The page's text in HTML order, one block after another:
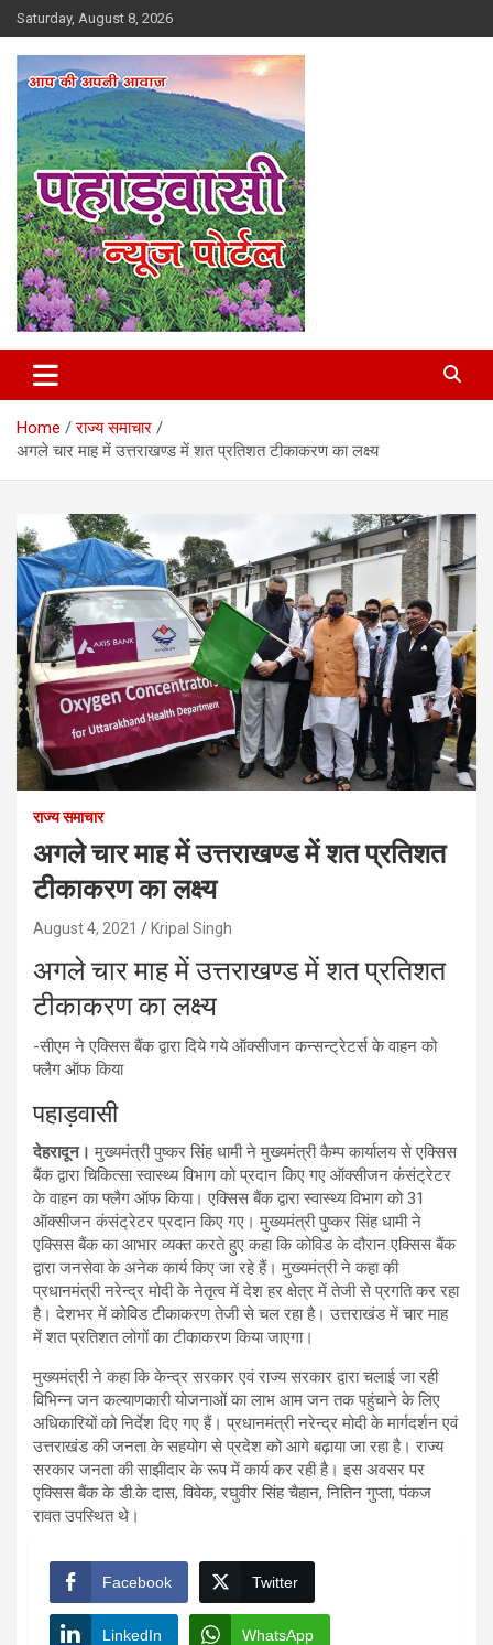
Skip
to
content
Saturday, August 8, 2026
Pahadvasi
Home
राज्य समाचार
अगले चार माह में उत्तराखण्ड में शत प्रतिशत टीकाकरण का लक्ष्य
राज्य समाचार
अगले चार माह में उत्तराखण्ड में शत प्रतिशत
टीकाकरण का लक्ष्य
August 4, 2021 Kripal Singh
अगले चार माह में उत्तराखण्ड में शत प्रतिशत
टीकाकरण का लक्ष्य
-सीएम ने एक्सिस बैंक द्वारा दिये गये ऑक्सीजन कन्सन्ट्रेटर्स के वाहन को
फ्लैग ऑफ किया
पहाड़वासी
देहरादून। मुख्यमंत्री पुष्कर सिंह धामी ने मुख्यमंत्री कैम्प कार्यालय से एक्सिस
बैंक द्वारा चिकित्सा स्वास्थ्य विभाग को प्रदान किए गए ऑक्सीजन कंसंट्रेटर
के वाहन का फ्लैग ऑफ किया। एक्सिस बैंक द्वारा स्वास्थ्य विभाग को 31
ऑक्सीजन कंसंट्रेटर प्रदान किए गए। मुख्यमंत्री पुष्कर सिंह धामी ने
एक्सिस बैंक का आभार व्यक्त करते हुए कहा कि कोविड के दौरान एक्सिस बैंक
द्वारा जनसेवा के अनेक कार्य किए जा रहे हैं। मुख्यमंत्री ने कहा की
प्रधानमंत्री नरेन्द्र मोदी के नेतृत्व में देश हर क्षेत्र में तेजी से प्रगति कर रहा
है। देशभर में कोविड टीकाकरण तेजी से चल रहा है। उत्तराखंड में चार माह
में शत प्रतिशत लोगों का टीकाकरण किया जाएगा।
मुख्यमंत्री ने कहा कि केन्द्र सरकार एवं राज्य सरकार द्वारा चलाई जा रही
विभिन्न जन कल्याणकारी योजनाओं का लाभ आम जन तक पहुंचाने के लिए
अधिकारियों को निर्देश दिए गए हैं। प्रधानमंत्री नरेन्द्र मोदी के मार्गदर्शन एवं
उत्तराखंड की जनता के सहयोग से प्रदेश को आगे बढ़ाया जा रहा है। राज्य
सरकार जनता की साझीदार के रूप में कार्य कर रही है। इस अवसर पर
एक्सिस बैंक के डी.के दास, विवेक, रघुवीर सिंह चैहान, नितिन गुप्ता, पंकज
रावत उपस्थित थे।
Facebook Twitter
LinkedIn WhatsApp